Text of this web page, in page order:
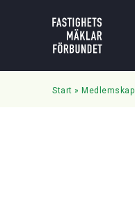
Start » Medlemskap